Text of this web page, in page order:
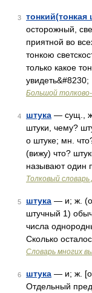
3 тонкий(тонкая
осторожный,
приятной во
тонкою
только какое
увидеть&#8230;
Большой
4 штука — сущ.,
штуки, чему?
о штуке; мн.
(вижу) что?
называют один
Толковый
5 штука — и; ж.
штучный 1)
числа
Сколько
Словарь многих
6 штука — и; ж.
Отдельный